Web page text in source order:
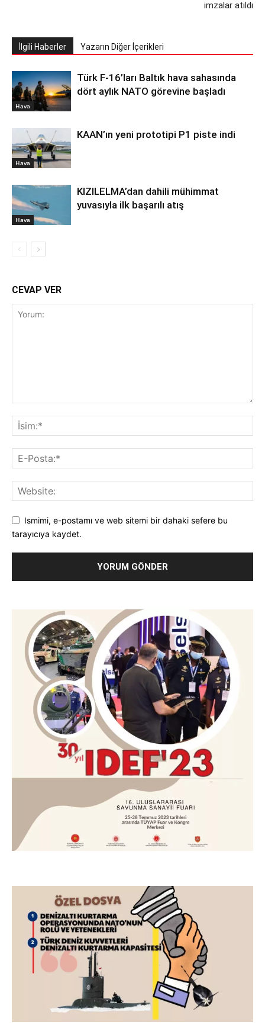
imzalar atıldı
İlgili Haberler Yazarın Diğer İçerikleri
Hava
Türk F-16’ları Baltık hava sahasında
dört aylık NATO görevine başladı
Hava
KAAN’ın yeni prototipi P1 piste indi
Hava
KIZILELMA’dan dahili mühimmat
yuvasıyla ilk başarılı atış
CEVAP VER
Ismimi, e-postamı ve web sitemi bir dahaki sefere bu
tarayıcıya kaydet.